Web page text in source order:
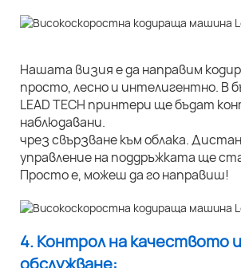
Нашата визия е да направим
просто, лесно и интелигентно. В
LEAD TECH принтери ще бъдат
наблюдавани.
чрез свързване към облака.
управление на поддръжката ще
Просто е, можеш да го направиш!
4. Контрол на качеството и
обслужване: